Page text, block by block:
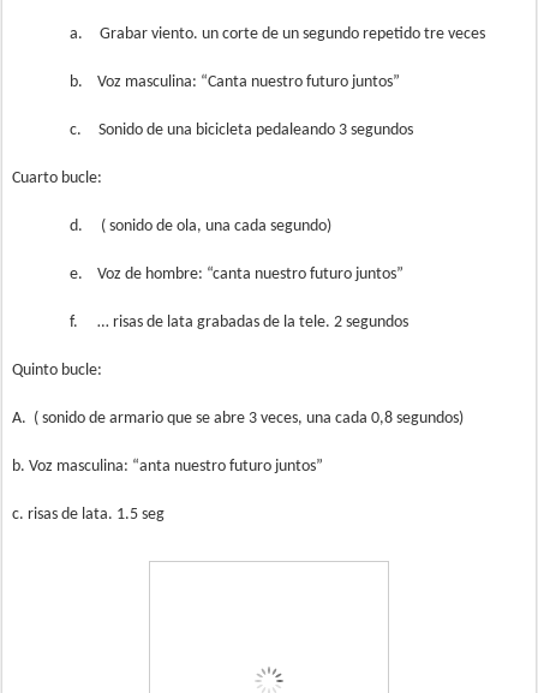
a. Grabar viento. un corte de un segundo repetido tre veces
b. Voz masculina: “Canta nuestro futuro juntos”
c. Sonido de una bicicleta pedaleando 3 segundos
Cuarto bucle:
d. ( sonido de ola, una cada segundo)
e. Voz de hombre: “canta nuestro futuro juntos”
f. … risas de lata grabadas de la tele. 2 segundos
Quinto bucle:
A. ( sonido de armario que se abre 3 veces, una cada 0,8 segundos)
b. Voz masculina: “anta nuestro futuro juntos”
c. risas de lata. 1.5 seg